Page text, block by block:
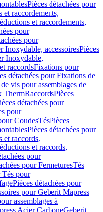
Pièces détachées pour
et raccordements,
et raccordements,
pour
pour
Inoxydable, accessoiresPièces
Inoxydable,
raccordsFixations pour
détachées pour Fixations de
de vis pour assemblages de
ThermRaccordsPièces
détachées pour
pour
CoudesTésPièces
Pièces détachées pour
et raccords,
et raccords,
pour
pour FermeturesTés
Tés pour
Pièces détachées pour
pour Geberit Mapress
assemblages à
Acier CarboneGeberit